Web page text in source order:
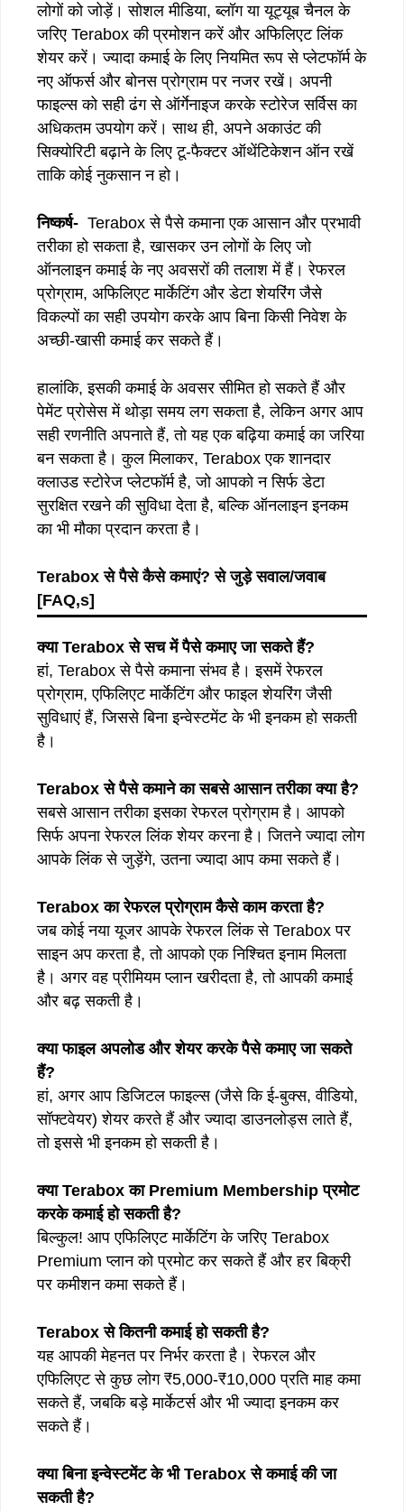
लोगों को जोड़ें। सोशल मीडिया, ब्लॉग या यूट्यूब चैनल के
जरिए Terabox की प्रमोशन करें और अफिलिएट लिंक
शेयर करें। ज्यादा कमाई के लिए नियमित रूप से प्लेटफॉर्म के
नए ऑफर्स और बोनस प्रोग्राम पर नजर रखें। अपनी
फाइल्स को सही ढंग से ऑर्गेनाइज करके स्टोरेज सर्विस का
अधिकतम उपयोग करें। साथ ही, अपने अकाउंट की
सिक्योरिटी बढ़ाने के लिए टू-फैक्टर ऑथेंटिकेशन ऑन रखें
ताकि कोई नुकसान न हो।
निष्कर्ष- Terabox से पैसे कमाना एक आसान और प्रभावी
तरीका हो सकता है, खासकर उन लोगों के लिए जो
ऑनलाइन कमाई के नए अवसरों की तलाश में हैं। रेफरल
प्रोग्राम, अफिलिएट मार्केटिंग और डेटा शेयरिंग जैसे
विकल्पों का सही उपयोग करके आप बिना किसी निवेश के
अच्छी-खासी कमाई कर सकते हैं।
हालांकि, इसकी कमाई के अवसर सीमित हो सकते हैं और
पेमेंट प्रोसेस में थोड़ा समय लग सकता है, लेकिन अगर आप
सही रणनीति अपनाते हैं, तो यह एक बढ़िया कमाई का जरिया
बन सकता है। कुल मिलाकर, Terabox एक शानदार
क्लाउड स्टोरेज प्लेटफॉर्म है, जो आपको न सिर्फ डेटा
सुरक्षित रखने की सुविधा देता है, बल्कि ऑनलाइन इनकम
का भी मौका प्रदान करता है।
Teraboxसे पैसे कैसे कमाएं?से जुड़े सवाल/जवाब
[FAQ,s]
क्या Terabox से सच में पैसे कमाए जा सकते हैं?
हां, Terabox से पैसे कमाना संभव है। इसमें रेफरल
प्रोग्राम, एफिलिएट मार्केटिंग और फाइल शेयरिंग जैसी
सुविधाएं हैं, जिससे बिना इन्वेस्टमेंट के भी इनकम हो सकती
है।
Terabox से पैसे कमाने का सबसे आसान तरीका क्या है?
सबसे आसान तरीका इसका रेफरल प्रोग्राम है। आपको
सिर्फ अपना रेफरल लिंक शेयर करना है। जितने ज्यादा लोग
आपके लिंक से जुड़ेंगे, उतना ज्यादा आप कमा सकते हैं।
Terabox का रेफरल प्रोग्राम कैसे काम करता है?
जब कोई नया यूजर आपके रेफरल लिंक से Terabox पर
साइन अप करता है, तो आपको एक निश्चित इनाम मिलता
है। अगर वह प्रीमियम प्लान खरीदता है, तो आपकी कमाई
और बढ़ सकती है।
क्या फाइल अपलोड और शेयर करके पैसे कमाए जा सकते
हैं?
हां, अगर आप डिजिटल फाइल्स (जैसे कि ई-बुक्स, वीडियो,
सॉफ्टवेयर) शेयर करते हैं और ज्यादा डाउनलोड्स लाते हैं,
तो इससे भी इनकम हो सकती है।
क्या Terabox का Premium Membership प्रमोट
करके कमाई हो सकती है?
बिल्कुल! आप एफिलिएट मार्केटिंग के जरिए Terabox
Premium प्लान को प्रमोट कर सकते हैं और हर बिक्री
पर कमीशन कमा सकते हैं।
Terabox से कितनी कमाई हो सकती है?
यह आपकी मेहनत पर निर्भर करता है। रेफरल और
एफिलिएट से कुछ लोग ₹5,000-₹10,000 प्रति माह कमा
सकते हैं, जबकि बड़े मार्केटर्स और भी ज्यादा इनकम कर
सकते हैं।
क्या बिना इन्वेस्टमेंट के भी Terabox से कमाई की जा
सकती है?